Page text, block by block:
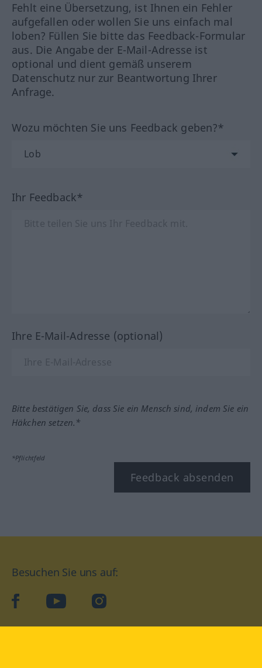
Fehlt eine Übersetzung, ist Ihnen ein Fehler
aufgefallen oder wollen Sie uns einfach mal
loben? Füllen Sie bitte das Feedback-Formular
aus. Die Angabe der E-Mail-Adresse ist
optional und dient gemäß unserem
Datenschutz nur zur Beantwortung Ihrer
Anfrage.
Wozu möchten Sie uns Feedback geben?*
Ihr Feedback*
Ihre E-Mail-Adresse (optional)
Bitte bestätigen Sie, dass Sie ein Mensch sind, indem Sie ein
Häkchen setzen.*
*Pflichtfeld
Feedback absenden
Besuchen Sie uns auf:
facebookYouTube Instagram